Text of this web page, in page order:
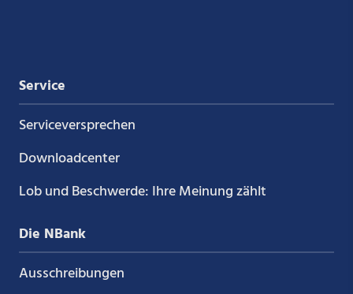
Service
Service­versprechen
Downloadcenter
Lob und Beschwerde: Ihre Meinung zählt
Die NBank
Ausschreibungen